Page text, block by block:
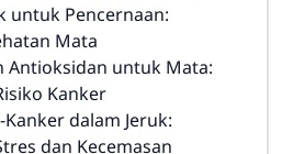
untuk Pencernaan:
Mata
Antioksidan untuk Mata:
Kanker
dalam Jeruk:
dan Kecemasan